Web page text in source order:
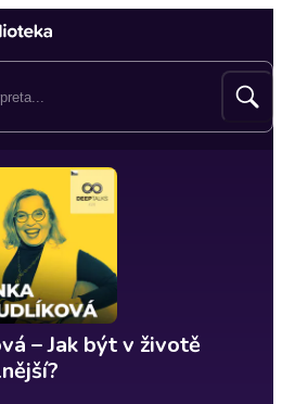
– Jak být v životě